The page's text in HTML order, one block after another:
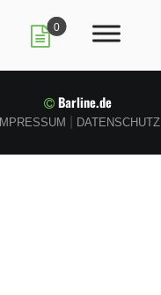
0
Barline.de
IMPRESSUM DATENSCHUTZ